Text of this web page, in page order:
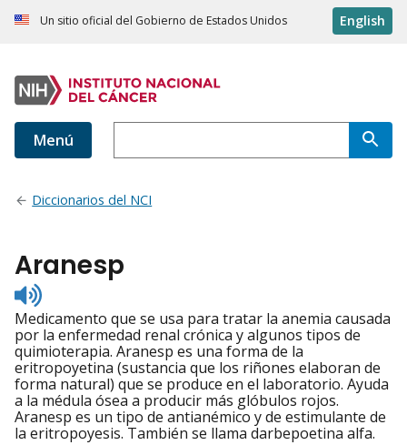
Un sitio oficial del Gobierno de Estados Unidos English
Menú
Diccionarios del NCI
Aranesp
Listen
to
pronunciation
Medicamento que se usa para tratar la anemia causada
por la enfermedad renal crónica y algunos tipos de
quimioterapia. Aranesp es una forma de la
eritropoyetina (sustancia que los riñones elaboran de
forma natural) que se produce en el laboratorio. Ayuda
a la médula ósea a producir más glóbulos rojos.
Aranesp es un tipo de antianémico y de estimulante de
la eritropoyesis. También se llama darbepoetina alfa.